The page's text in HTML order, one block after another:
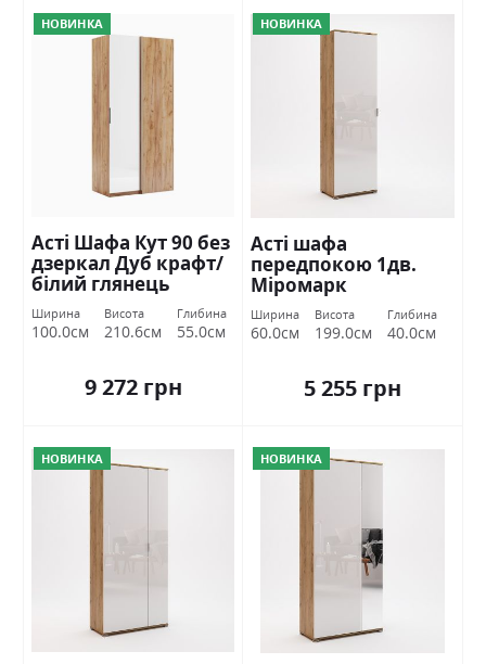
НОВИНКА
Асті Шафа Кут 90 без
дзеркал Дуб крафт/
білий глянець
Міромарк
Ширина
100.0см
Висота
210.6см
Глибина
55.0см
9 272 грн
НОВИНКА
Асті шафа
передпокою 1дв.
Міромарк
Ширина
60.0см
Висота
199.0см
Глибина
40.0см
5 255 грн
НОВИНКА НОВИНКА